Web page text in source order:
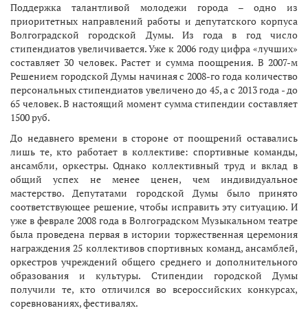
Поддержка талантливой молодежи города – одно из
приоритетных направлений работы и депутатского корпуса
Волгоградской городской Думы. Из года в год число
стипендиатов увеличивается. Уже к 2006 году цифра «лучших»
составляет 30 человек. Растет и сумма поощрения. В 2007-м
Решением городской Думы начиная с 2008-го года количество
персональных стипендиатов увеличено до 45, а с 2013 года - до
65 человек. В настоящий момент сумма стипендии составляет
1500 руб.
До недавнего времени в стороне от поощрений оставались
лишь те, кто работает в коллективе: спортивные команды,
ансамбли, оркестры. Однако коллективный труд и вклад в
общий успех не менее ценен, чем индивидуальное
мастерство. Депутатами городской Думы было принято
соответствующее решение, чтобы исправить эту ситуацию. И
уже в феврале 2008 года в Волгоградском Музыкальном театре
была проведена первая в истории торжественная церемония
награждения 25 коллективов спортивных команд, ансамблей,
оркестров учреждений общего среднего и дополнительного
образования и культуры. Стипендии городской Думы
получили те, кто отличился во всероссийских конкурсах,
соревнованиях, фестивалях.